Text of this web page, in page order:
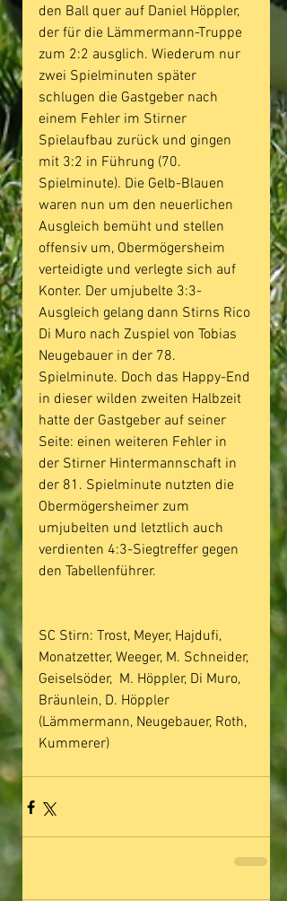
den Ball quer auf Daniel Höppler,
der für die Lämmermann-Truppe
zum 2:2 ausglich. Wiederum nur
zwei Spielminuten später
schlugen die Gastgeber nach
einem Fehler im Stirner
Spielaufbau zurück und gingen
mit 3:2 in Führung (70.
Spielminute). Die Gelb-Blauen
waren nun um den neuerlichen
Ausgleich bemüht und stellen
offensiv um, Obermögersheim
verteidigte und verlegte sich auf
Konter. Der umjubelte 3:3-
Ausgleich gelang dann Stirns Rico
Di Muro nach Zuspiel von Tobias
Neugebauer in der 78.
Spielminute. Doch das Happy-End
in dieser wilden zweiten Halbzeit
hatte der Gastgeber auf seiner
Seite: einen weiteren Fehler in
der Stirner Hintermannschaft in
der 81. Spielminute nutzten die
Obermögersheimer zum
umjubelten und letztlich auch
verdienten 4:3-Siegtreffer gegen
den Tabellenführer.
SC Stirn: Trost, Meyer, Hajdufi,
Monatzetter, Weeger, M. Schneider,
Geiselsöder,  M. Höppler, Di Muro,
Bräunlein, D. Höppler
(Lämmermann, Neugebauer, Roth,
Kummerer)